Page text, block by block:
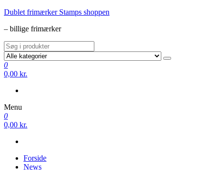
Videre
indhold
Dublet frimærker Stamps shoppen
– billige frimærker
0
0,00 kr.
Menu
0
0,00 kr.
Forside
News